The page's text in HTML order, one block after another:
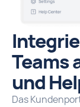
Teams
und
Das